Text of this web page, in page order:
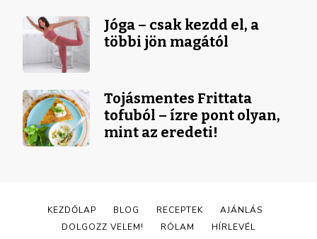
Jóga – csak kezdd el, a
többi jön magától
Tojásmentes Frittata
tofuból – ízre pont olyan,
mint az eredeti!
KEZDŐLAP BLOG RECEPTEK
AJÁNLÁS
DOLGOZZ VELEM!
RÓLAM HÍRLEVÉL